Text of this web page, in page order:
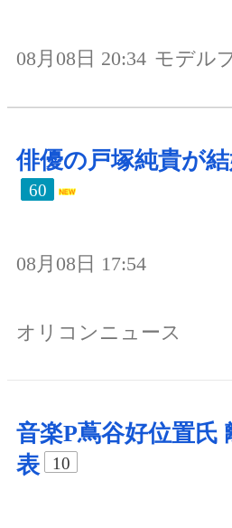
08月08日 20:34 モデル
俳優の戸塚純貴が
60
08月08日 17:54
オリコンニュース
音楽P蔦谷好位置氏
表
10